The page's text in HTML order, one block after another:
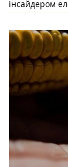
інсайдером